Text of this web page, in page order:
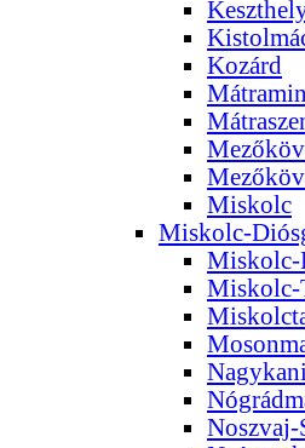
Kozárd
Miskolc
Miskolc-
Miskolc-
Miskolc-